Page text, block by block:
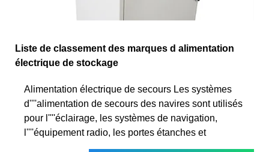
Liste de classement des marques d alimentation
électrique de stockage
Alimentation électrique de secours Les systèmes
d''''alimentation de secours des navires sont utilisés
pour l''''éclairage, les systèmes de navigation,
l''''équipement radio, les portes étanches et